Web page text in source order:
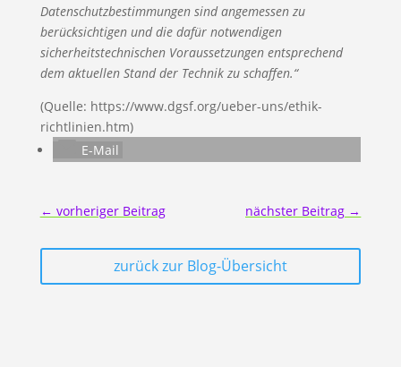
Datenschutzbestimmungen sind angemessen zu
berücksichtigen und die dafür notwendigen
sicherheitstechnischen Voraussetzungen entsprechend
dem aktuellen Stand der Technik zu schaffen.“
(Quelle: https://www.dgsf.org/ueber-uns/ethik-
richtlinien.htm)
E-Mail
← vorheriger Beitrag nächster Beitrag →
zurück zur Blog-Übersicht